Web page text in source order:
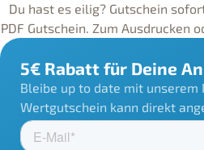
Du hast es eilig? Gutschein
PDF Gutschein. Zum Ausdrucken
5€ Rabatt für Deine
Bleibe up to date mit unserem
Wertgutschein kann direkt